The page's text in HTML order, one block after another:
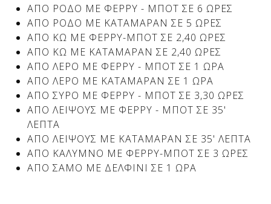
Δείτε μας:
Δείτε μας:
Δείτε μας:
ΑΠΟ ΡΟΔΟ ΜΕ ΦΕΡΡΥ - ΜΠΟΤ ΣΕ 6 ΩΡΕΣ
ΑΠΟ ΡΟΔΟ ΜΕ ΚΑΤΑΜΑΡΑΝ ΣΕ 5 ΩΡΕΣ
ΑΠΟ ΚΩ ΜΕ ΦΕΡΡΥ-ΜΠΟΤ ΣΕ 2,40 ΩΡΕΣ
ΑΠΟ ΚΩ ΜΕ ΚΑΤΑΜΑΡΑΝ ΣΕ 2,40 ΩΡΕΣ
ΑΠΟ ΛΕΡΟ ΜΕ ΦΕΡΡΥ - ΜΠΟΤ ΣΕ 1 ΩΡΑ
ΑΠΟ ΛΕΡΟ ΜΕ ΚΑΤΑΜΑΡΑΝ ΣΕ 1 ΩΡΑ
ΑΠΟ ΣΥΡΟ ΜΕ ΦΕΡΡΥ - ΜΠΟΤ ΣΕ 3,30 ΩΡΕΣ
ΑΠΟ ΛΕΙΨΟΥΣ ΜΕ ΦΕΡΡΥ - ΜΠΟΤ ΣΕ 35'
ΛΕΠΤΑ
ΑΠΟ ΛΕΙΨΟΥΣ ΜΕ ΚΑΤΑΜΑΡΑΝ ΣΕ 35' ΛΕΠΤΑ
ΑΠΟ ΚΑΛΥΜΝΟ ΜΕ ΦΕΡΡΥ-ΜΠΟΤ ΣΕ 3 ΩΡΕΣ
ΑΠΟ ΣΑΜΟ ΜΕ ΔΕΛΦΙΝΙ ΣΕ 1 ΩΡΑ